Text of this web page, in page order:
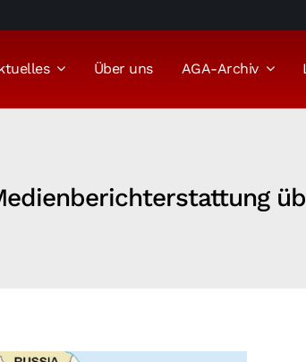
Über uns AGA-Archiv